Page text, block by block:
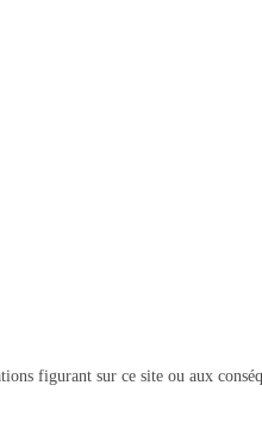
figurant sur ce site ou aux